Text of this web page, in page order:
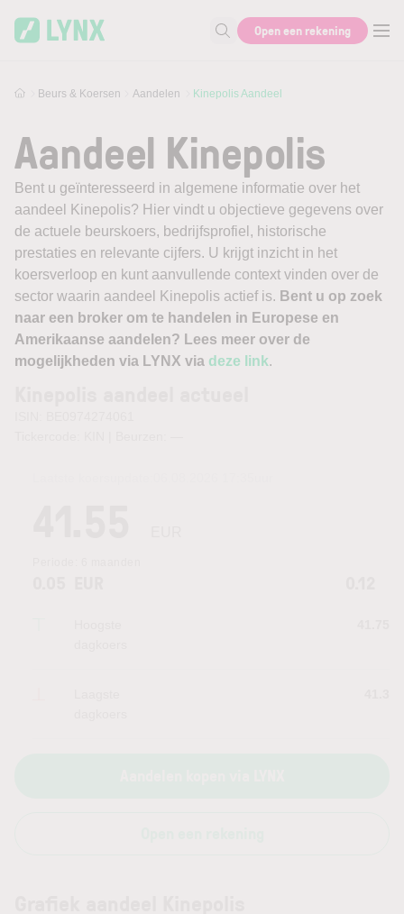
Zoek naar informatie
Open een rekening
Beurs & Koersen Aandelen Kinepolis Aandeel
Aandeel Kinepolis
Bent u geïnteresseerd in algemene informatie over het
aandeel Kinepolis? Hier vindt u objectieve gegevens over
de actuele beurskoers, bedrijfsprofiel, historische
prestaties en relevante cijfers. U krijgt inzicht in het
koersverloop en kunt aanvullende context vinden over de
sector waarin aandeel Kinepolis actief is. Bent u op zoek
naar een broker om te handelen in Europese en
Amerikaanse aandelen? Lees meer over de
mogelijkheden via LYNX via deze link.